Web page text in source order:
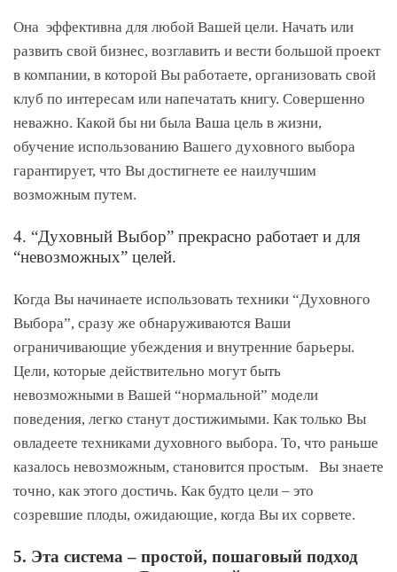
Она эффективна для любой Вашей цели. Начать или
развить свой бизнес, возглавить и вести большой проект
в компании, в которой Вы работаете, организовать свой
клуб по интересам или напечатать книгу. Совершенно
неважно. Какой бы ни была Ваша цель в жизни,
обучение использованию Вашего духовного выбора
гарантирует, что Вы достигнете ее наилучшим
возможным путем.
4. “Духовный Выбор” прекрасно работает и для
“невозможных” целей.
Когда Вы начинаете использовать техники “Духовного
Выбора”, сразу же обнаруживаются Ваши
ограничивающие убеждения и внутренние барьеры.
Цели, которые действительно могут быть
невозможными в Вашей “нормальной” модели
поведения, легко станут достижимыми. Как только Вы
овладеете техниками духовного выбора. То, что раньше
казалось невозможным, становится простым. Вы знаете
точно, как этого достичь. Как будто цели – это
созревшие плоды, ожидающие, когда Вы их сорвете.
5. Эта система – простой, пошаговый подход